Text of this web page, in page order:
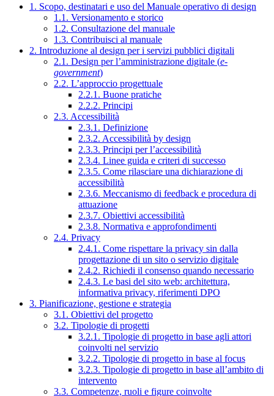
1. Scopo, destinatari e uso del Manuale operativo di design
1.1. Versionamento e storico
1.2. Consultazione del manuale
1.3. Contribuisci al manuale
2. Introduzione al design per i servizi pubblici digitali
2.1. Design per l’amministrazione digitale (e-
government)
2.2. L’approccio progettuale
2.2.1. Buone pratiche
2.2.2. Principi
2.3. Accessibilità
2.3.1. Definizione
2.3.2. Accessibilità by design
2.3.3. Principi per l’accessibilità
2.3.4. Linee guida e criteri di successo
2.3.5. Come rilasciare una dichiarazione di
accessibilità
2.3.6. Meccanismo di feedback e procedura di
attuazione
2.3.7. Obiettivi accessibilità
2.3.8. Normativa e approfondimenti
2.4. Privacy
2.4.1. Come rispettare la privacy sin dalla
progettazione di un sito o servizio digitale
2.4.2. Richiedi il consenso quando necessario
2.4.3. Le basi del sito web: architettura,
informativa privacy, riferimenti DPO
3. Pianificazione, gestione e strategia
3.1. Obiettivi del progetto
3.2. Tipologie di progetti
3.2.1. Tipologie di progetto in base agli attori
coinvolti nel servizio
3.2.2. Tipologie di progetto in base al focus
3.2.3. Tipologie di progetto in base all’ambito di
intervento
3.3. Competenze, ruoli e figure coinvolte